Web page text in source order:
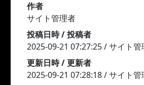
作者
サイト管理者
投稿日時 / 投稿者
2025-09-21 07:27:25 / サイト管
更新日時 / 更新者
2025-09-21 07:28:18 / サイト管